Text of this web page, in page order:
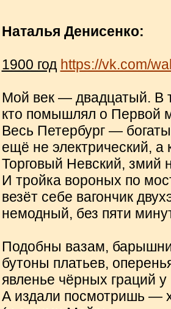
Наталья Денисенко:
1900 год https://vk.com/
Мой век — двадцатый. В
кто помышлял о Первой
Весь Петербург —
ещё не электрический, а
Торговый Невский, змий
И тройка вороных по
везёт себе вагончик
немодный, без пяти
Подобны вазам,
бутоны платьев,
явленье чёрных граций
А издали посмотришь —